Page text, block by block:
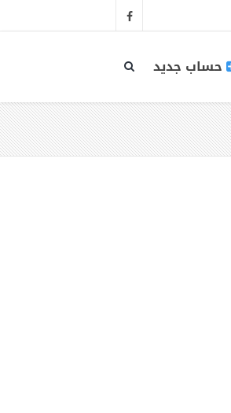
حساب جديد